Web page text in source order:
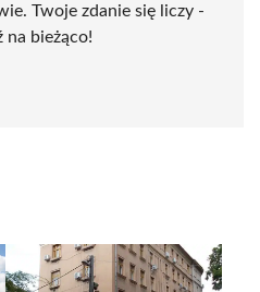
Twoje zdanie się liczy -
na bieżąco!